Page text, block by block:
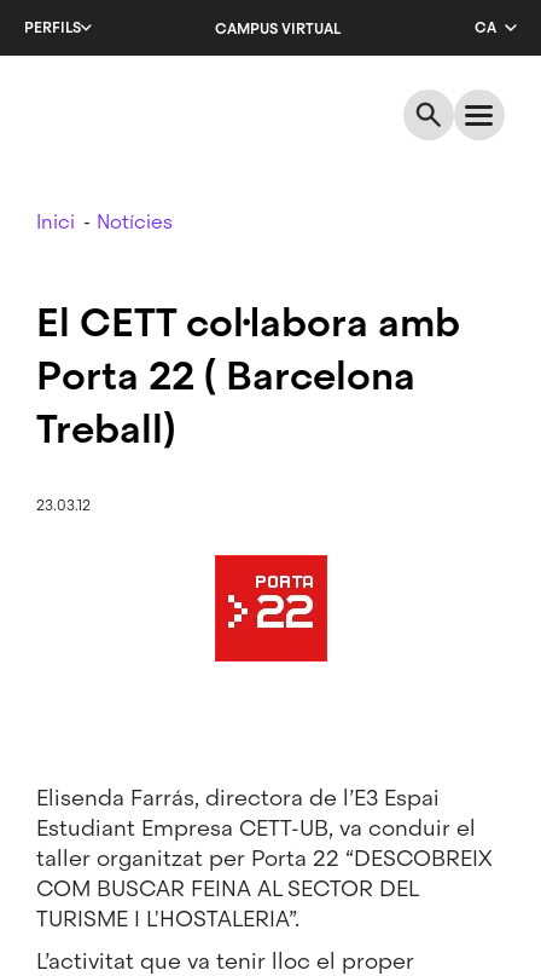
PERFILS CAMPUS VIRTUAL
CA
ES
Breadcrumb
Inici Notícies
El CETT col·labora amb
Porta 22 ( Barcelona
Treball)
23.03.12
Elisenda Farrás, directora de l’E3 Espai
Estudiant Empresa CETT-UB, va conduir el
taller organitzat per Porta 22 “DESCOBREIX
COM BUSCAR FEINA AL SECTOR DEL
TURISME I L'HOSTALERIA”.
L’activitat que va tenir lloc el proper